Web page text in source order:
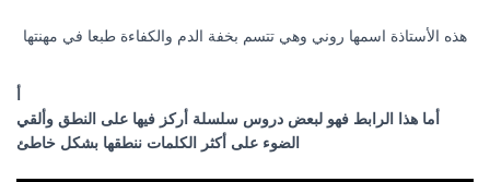
هذه الأستاذة اسمها روني وهي تتسم بخفة الدم والكفاءة طبعا في مهنتها
أ
أما هذا الرابط فهو لبعض دروس سلسلة أركز فيها على النطق وألقي
الضوء على أكثر الكلمات ننطقها بشكل خاطئ